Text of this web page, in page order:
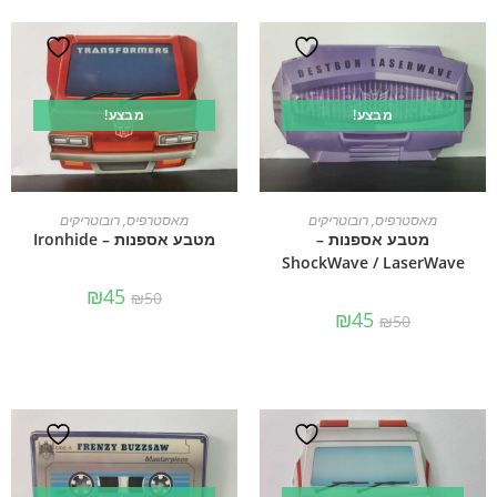
מבצע!
הוספה לסל
מאסטרפיס,רובוטריקים
מטבע אספנות –
ShockWave / LaserWave
₪50
₪45
מבצע!
הוספה לסל
מאסטרפיס,רובוטריקים
מטבע אספנות – Ironhide
₪50
₪45